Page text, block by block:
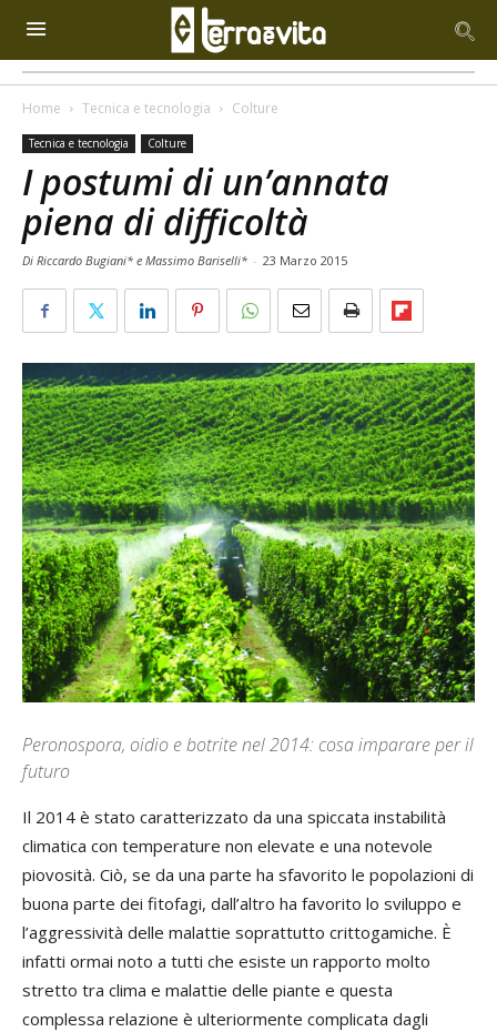
Home Tecnica e tecnologia Colture
Tecnica e tecnologia Colture
I postumi di un’annata
piena di difficoltà
Di Riccardo Bugiani* e Massimo Bariselli* - 23 Marzo 2015
Peronospora, oidio e botrite nel 2014: cosa imparare per il
futuro
Il 2014 è stato caratterizzato da una spiccata instabilità
climatica con temperature non elevate e una notevole
piovosità. Ciò, se da una parte ha sfavorito le popolazioni di
buona parte dei fitofagi, dall’altro ha favorito lo sviluppo e
l’aggressività delle malattie soprattutto crittogamiche. È
infatti ormai noto a tutti che esiste un rapporto molto
stretto tra clima e malattie delle piante e questa
complessa relazione è ulteriormente complicata dagli